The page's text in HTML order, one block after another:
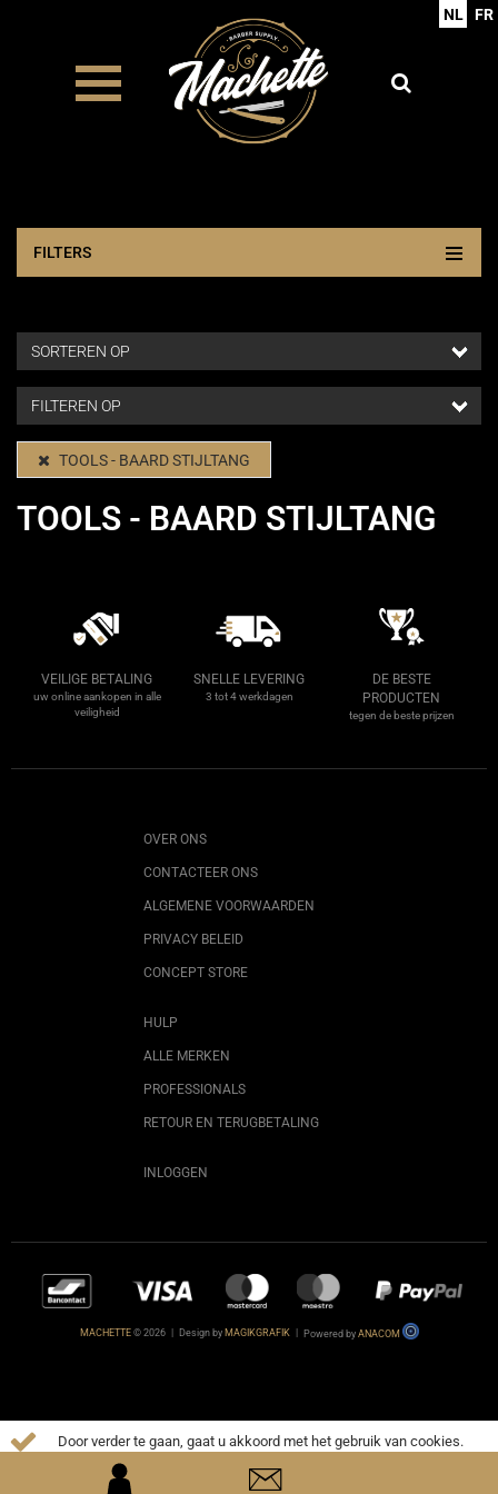
NL FR
FILTERS
TOOLS - BAARD STIJLTANG
TOOLS - BAARD STIJLTANG
VEILIGE BETALING
uw online aankopen in alle
veiligheid
SNELLE LEVERING
3 tot 4 werkdagen
DE BESTE
PRODUCTEN
tegen de beste prijzen
OVER ONS
CONTACTEER ONS
ALGEMENE VOORWAARDEN
PRIVACY BELEID
CONCEPT STORE
HULP
ALLE MERKEN
PROFESSIONALS
RETOUR EN TERUGBETALING
INLOGGEN
MACHETTE© 2026 Design by MAGIKGRAFIK Powered by ANACOM
Door verder te gaan, gaat u akkoord met het gebruik van cookies.